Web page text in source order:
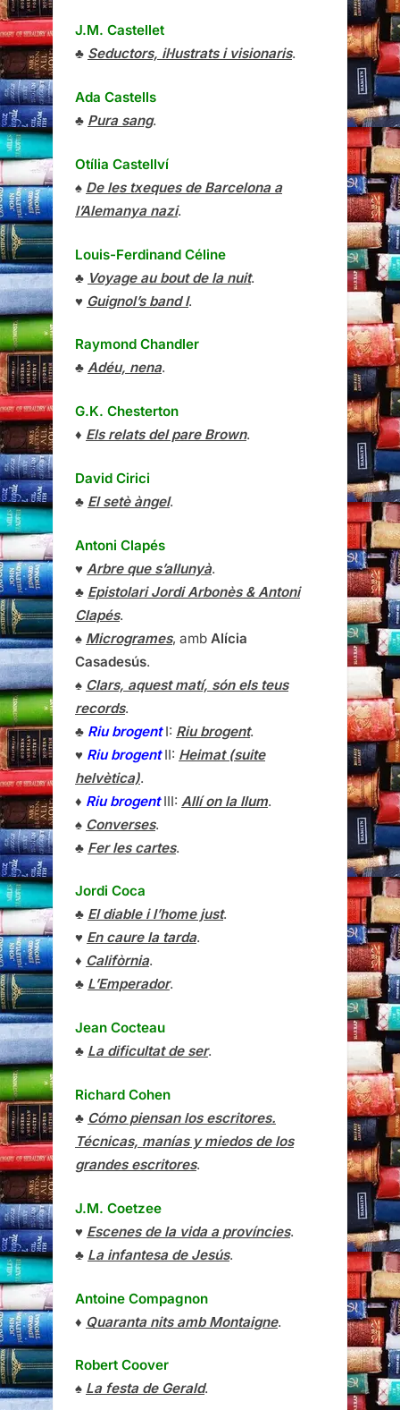
J.M. Castellet
♣ Seductors, il·lustrats i visionaris.
Ada Castells
♣ Pura sang.
Otília Castellví
♠ De les txeques de Barcelona a
l’Alemanya nazi.
Louis-Ferdinand Céline
♣ Voyage au bout de la nuit.
♥ Guignol’s band I.
Raymond Chandler
♣ Adéu, nena.
G.K. Chesterton
♦ Els relats del pare Brown.
David Cirici
♣ El setè àngel.
Antoni Clapés
♥ Arbre que s’allunyà.
♣ Epistolari Jordi Arbonès & Antoni
Clapés.
♠ Microgrames, amb Alícia
Casadesús.
♠ Clars, aquest matí, són els teus
records.
♣ Riu brogentI: Riu brogent.
♥ Riu brogentII: Heimat (suite
helvètica).
♦ Riu brogentIII: Allí on la llum.
♠ Converses.
♣ Fer les cartes.
Jordi Coca
♣ El diable i l’home just.
♥ En caure la tarda.
♦ Califòrnia.
♣ L’Emperador.
Jean Cocteau
♣ La dificultat de ser.
Richard Cohen
♣ Cómo piensan los escritores.
Técnicas, manías y miedos de los
grandes escritores.
J.M. Coetzee
♥ Escenes de la vida a províncies.
♣ La infantesa de Jesús.
Antoine Compagnon
♦ Quaranta nits amb Montaigne.
Robert Coover
♠ La festa de Gerald.